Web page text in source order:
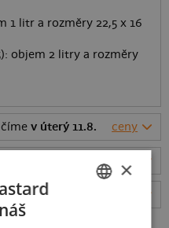
1 litr a rozměry 22,5 x 16
objem 2 litry a rozměry
v úterý 11.8. ceny
rozměry
recenzí)
×